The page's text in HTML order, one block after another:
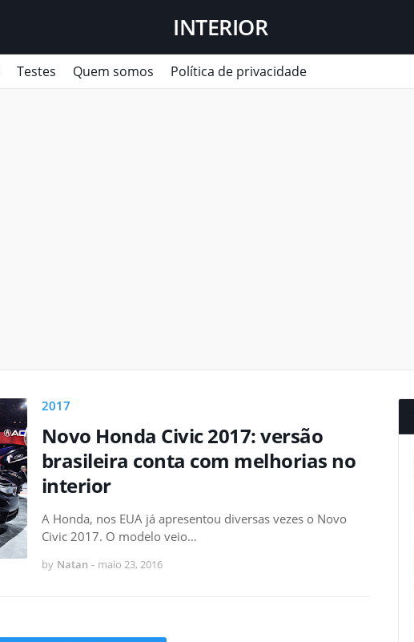
INTERIOR
Testes Quem somos Política de privacidade
2017
Novo Honda Civic 2017: versão
brasileira conta com melhorias no
interior
A Honda, nos EUA já apresentou diversas vezes o Novo
Civic 2017. O modelo veio…
by Natan - maio 23, 2016